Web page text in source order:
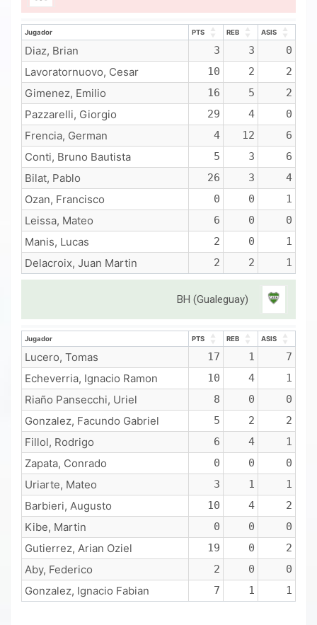
Jugador PTS REB
ASIS
Jugador
Diaz, Brian 3 3 0
Lavoratornuovo, Cesar 10 2 2
Gimenez, Emilio 16 5 2
Pazzarelli, Giorgio 29 4 0
Frencia, German 4 12 6
Conti, Bruno Bautista 5 3 6
Bilat, Pablo 26 3 4
Ozan, Francisco 0 0 1
Leissa, Mateo 6 0 0
Manis, Lucas 2 0 1
Delacroix, Juan Martin 2 2 1
BH (Gualeguay)
Jugador PTS REB
ASIS
Jugador
Lucero, Tomas 17 1 7
Echeverria, Ignacio Ramon 10 4 1
Riaño Pansecchi, Uriel 8 0 0
Gonzalez, Facundo Gabriel 5 2 2
Fillol, Rodrigo 6 4 1
Zapata, Conrado 0 0 0
Uriarte, Mateo 3 1 1
Barbieri, Augusto 10 4 2
Kibe, Martin 0 0 0
Gutierrez, Arian Oziel 19 0 2
Aby, Federico 2 0 0
Gonzalez, Ignacio Fabian 7 1 1